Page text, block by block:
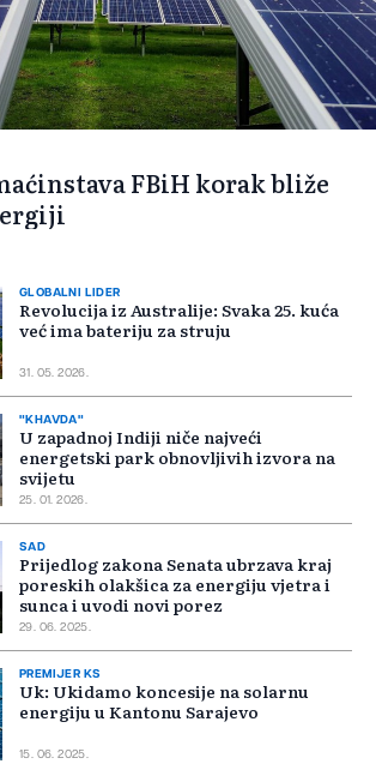
FBiH korak bliže
GLOBALNI LIDER
Revolucija iz Australije: Svaka 25. kuća
već ima bateriju za struju
31. 05. 2026.
"KHAVDA"
U zapadnoj Indiji niče najveći
energetski park obnovljivih izvora na
svijetu
25. 01. 2026.
SAD
Prijedlog zakona Senata ubrzava kraj
poreskih olakšica za energiju vjetra i
sunca i uvodi novi porez
29. 06. 2025.
PREMIJER KS
Uk: Ukidamo koncesije na solarnu
energiju u Kantonu Sarajevo
15. 06. 2025.